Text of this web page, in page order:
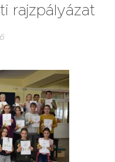
rajzpályázat